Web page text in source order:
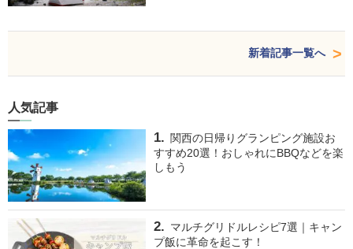
新着記事一覧へ
人気記事
関西の日帰りグランピング施設お
すすめ20選！おしゃれにBBQなどを楽
しもう
マルチグリドルレシピ7選｜キャン
プ飯に革命を起こす！